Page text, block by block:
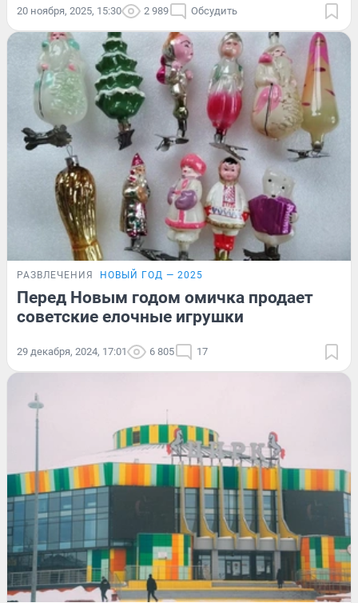
20 ноября, 2025, 15:30 2 989 Обсудить
РАЗВЛЕЧЕНИЯ НОВЫЙ ГОД — 2025
Перед Новым годом омичка продает
советские елочные игрушки
29 декабря, 2024, 17:01 6 805 17